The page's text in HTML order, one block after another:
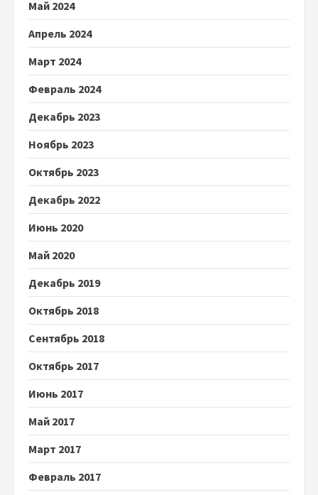
Май 2024
Апрель 2024
Март 2024
Февраль 2024
Декабрь 2023
Ноябрь 2023
Октябрь 2023
Декабрь 2022
Июнь 2020
Май 2020
Декабрь 2019
Октябрь 2018
Сентябрь 2018
Октябрь 2017
Июнь 2017
Май 2017
Март 2017
Февраль 2017